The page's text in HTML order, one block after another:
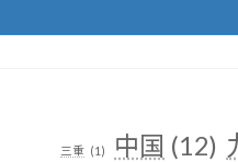
三重 (1) 中国 (12)